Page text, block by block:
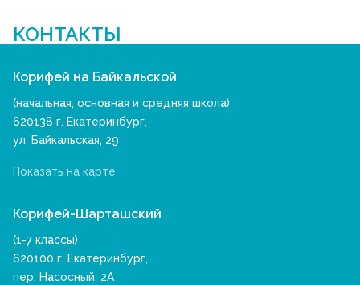
КОНТАКТЫ
Корифей на Байкальской
(начальная, основная и средняя школа)
620138 г. Екатеринбург,
ул. Байкальская, 29
Показать на карте
Корифей-Шарташский
(1-7 классы)
620100 г. Екатеринбург,
пер. Насосный, 2А